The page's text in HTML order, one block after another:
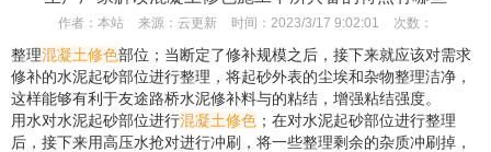
作者： 本站 来源： 云更新 时间： 2023/3/17 9:02:01 次数：
整理混凝土修色部位；当断定了修补规模之后，接下来就应该对需求
修补的水泥起砂部位进行整理，将起砂外表的尘埃和杂物整理洁净，
这样能够有利于友途路桥水泥修补料与的粘结，增强粘结强度。
用水对水泥起砂部位进行混凝土修色 ；在对水泥起砂部位进行整理
后，接下来用高压水抢对进行冲刷，将一些整理剩余的杂质冲刷掉，